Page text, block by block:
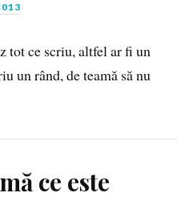
tot ce scriu, altfel ar fi un
un rând, de teamă să nu
ce este